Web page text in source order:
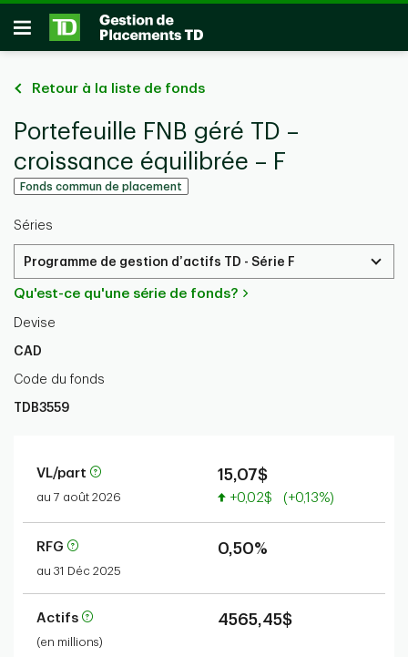
Passer au contenu principal
Ouvrir
Retour à la liste de fonds
Portefeuille FNB géré TD –
croissance équilibrée – F
Fonds commun de placement
Séries
Programme de gestion d’actifs TD - Série F
Qu'est-ce qu'une série de fonds?
Devise
CAD
Code du fonds
TDB3559
VL/part
au 7 août 2026
15,07$
Valeur accrue
+0,02$ (+0,13%)
RFG
au 31 Déc 2025
0,50%
Actifs
(en millions)
4565,45$